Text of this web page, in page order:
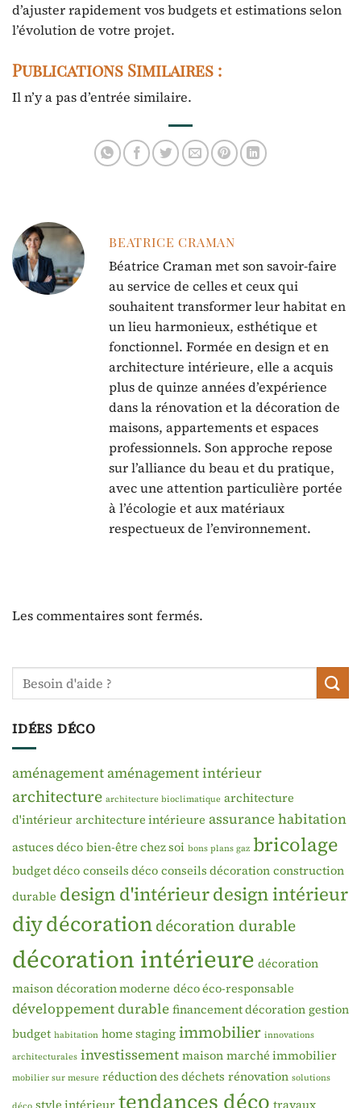
d’ajuster rapidement vos budgets et estimations selon
l’évolution de votre projet.
Publications Similaires :
Il n’y a pas d’entrée similaire.
BEATRICE CRAMAN
Béatrice Craman met son savoir-faire
au service de celles et ceux qui
souhaitent transformer leur habitat en
un lieu harmonieux, esthétique et
fonctionnel. Formée en design et en
architecture intérieure, elle a acquis
plus de quinze années d’expérience
dans la rénovation et la décoration de
maisons, appartements et espaces
professionnels. Son approche repose
sur l’alliance du beau et du pratique,
avec une attention particulière portée
à l’écologie et aux matériaux
respectueux de l’environnement.
Les commentaires sont fermés.
IDÉES DÉCO
aménagementaménagement intérieur
architecture architecture bioclimatique architecture
d'intérieur architecture intérieure assurance habitation
astuces déco bien-être chez soi bons plans gaz bricolage
budget déco conseils déco conseils décoration construction
durable design d'intérieurdesign intérieur
diydécorationdécoration durable
décoration intérieure décoration
maison décoration moderne déco éco-responsable
développement durable financement décoration gestion
budget habitation home staging immobilier innovations
architecturales investissement maison marché immobilier
mobilier sur mesure réduction des déchets rénovation solutions
tendances déco